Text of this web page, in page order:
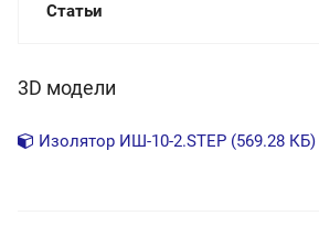
Статьи
3D модели
Изолятор ИШ-10-2.STEP (569.28 КБ)